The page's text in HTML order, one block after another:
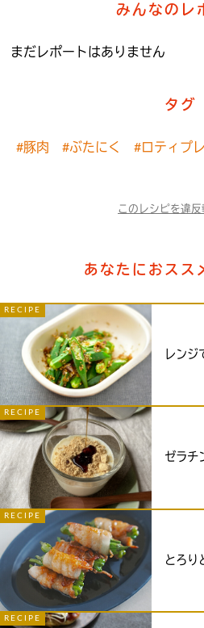
みんなのレ
まだレポートはありません
タグ
#豚肉 #ぶたにく #ロティプ
このレシピを違反
あなたにおスス
RECIPE
レン
RECIPE
ゼラチ
RECIPE
とろり
RECIPE